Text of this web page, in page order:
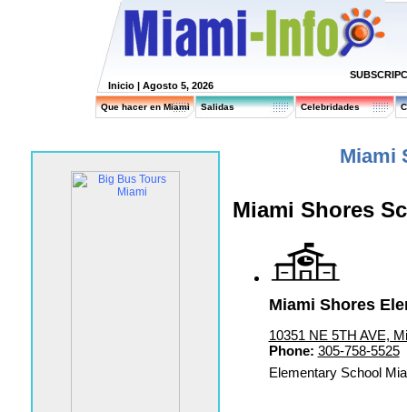
Inicio | Agosto 5, 2026
Que hacer en Miami Salidas Celebridades
Miami
Miami Shores
Miami Shores
10351 NE 5TH AVE,
Phone: 305-758-5525
Elementary School